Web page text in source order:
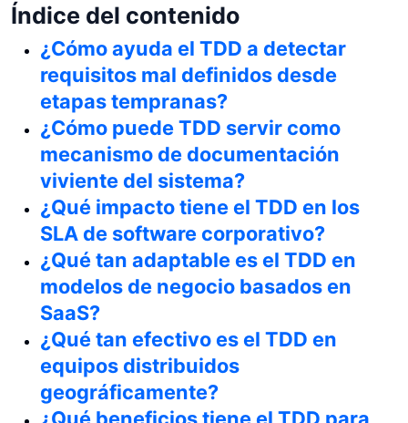
Índice del contenido
¿Cómo ayuda el TDD a detectar
requisitos mal definidos desde
etapas tempranas?
¿Cómo puede TDD servir como
mecanismo de documentación
viviente del sistema?
¿Qué impacto tiene el TDD en los
SLA de software corporativo?
¿Qué tan adaptable es el TDD en
modelos de negocio basados en
SaaS?
¿Qué tan efectivo es el TDD en
equipos distribuidos
geográficamente?
¿Qué beneficios tiene el TDD para